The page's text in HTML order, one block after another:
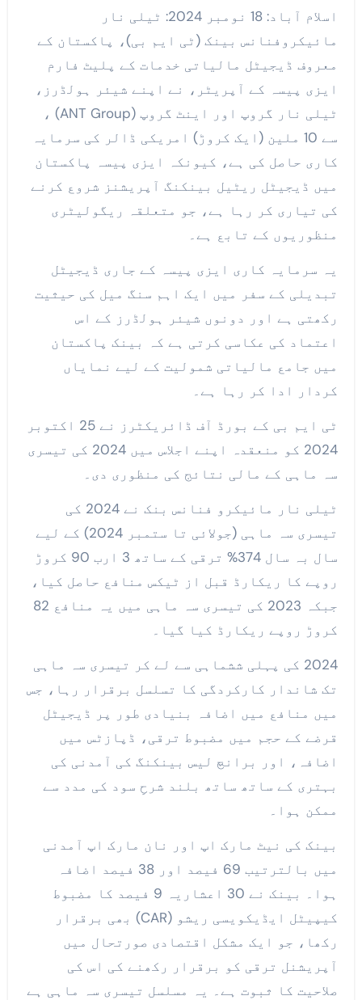
اسلام آباد: 18 نومبر 2024: ٹیلی نار
مائیکروفنانس بینک (ٹی ایم بی)، پاکستان کے
معروف ڈیجیٹل مالیاتی خدمات کے پلیٹ فارم
ایزی پیسہ کے آپریٹر، نے اپنے شیئر ہولڈرز،
ٹیلی نار گروپ اور اینٹ گروپ (ANT Group) ،
سے 10 ملین (ایک کروڑ) امریکی ڈالر کی سرمایہ
کاری حاصل کی ہے، کیونکہ ایزی پیسہ پاکستان
میں ڈیجیٹل ریٹیل بینکنگ آپریشنز شروع کرنے
کی تیاری کر رہا ہے، جو متعلقہ ریگولیٹری
منظوریوں کے تابع ہے۔
یہ سرمایہ کاری ایزی پیسہ کے جاری ڈیجیٹل
تبدیلی کے سفر میں ایک اہم سنگ میل کی حیثیت
رکھتی ہے اور دونوں شیئر ہولڈرز کے اس
اعتماد کی عکاسی کرتی ہے کہ بینک پاکستان
میں جامع مالیاتی شمولیت کے لیے نمایاں
کردار ادا کر رہا ہے۔
ٹی ایم بی کے بورڈ آف ڈائریکٹرز نے 25 اکتوبر
2024 کو منعقدہ اپنے اجلاس میں 2024 کی تیسری
سہ ماہی کے مالی نتائج کی منظوری دی۔
ٹیلی نار مائیکرو فنانس بنک نے 2024 کی
تیسری سہ ماہی (جولائی تا ستمبر 2024) کے لیے
سال بہ سال 374% ترقی کے ساتھ 3 ارب 90 کروڑ
روپے کا ریکارڈ قبل از ٹیکس منافع حاصل کیا،
جبکہ 2023 کی تیسری سہ ماہی میں یہ منافع 82
کروڑ روپے ریکارڈ کیا گیا۔
2024 کی پہلی ششماہی سے لے کر تیسری سہ ماہی
تک شاندار کارکردگی کا تسلسل برقرار رہا، جس
میں منافع میں اضافہ بنیادی طور پر ڈیجیٹل
قرضے کے حجم میں مضبوط ترقی، ڈپازٹس میں
اضافہ، اور برانچ لیس بینکنگ کی آمدنی کی
بہتری کے ساتھ ساتھ بلند شرحِ سود کی مدد سے
ممکن ہوا۔
بینک کی نیٹ مارک اپ اور نان مارک اپ آمدنی
میں بالترتیب 69 فیصد اور 38 فیصد اضافہ
ہوا۔ بینک نے 30 اعشاریہ 9 فیصد کا مضبوط
کیپیٹل ایڈیکویسی ریشو (CAR) بھی برقرار
رکھا، جو ایک مشکل اقتصادی صورتحال میں
آپریشنل ترقی کو برقرار رکھنے کی اس کی
صلاحیت کا ثبوت ہے۔ یہ مسلسل تیسری سہ ماہی ہے